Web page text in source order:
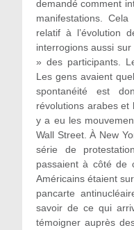
demandé comment
manifestations.
relatif à l’évolution
interrogions aussi
» des participants.
Les gens avaient
spontanéité est
révolutions arabes et
y a eu les
Wall Street. À New
série de
passaient à côté de
Américains étaient
pancarte
savoir de ce qui
témoigner auprès